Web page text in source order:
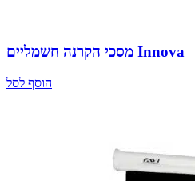
מסכי הקרנה חשמליים Innova
הוסף לסל